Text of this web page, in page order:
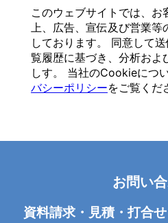
お問い
資料請求・見積・打合